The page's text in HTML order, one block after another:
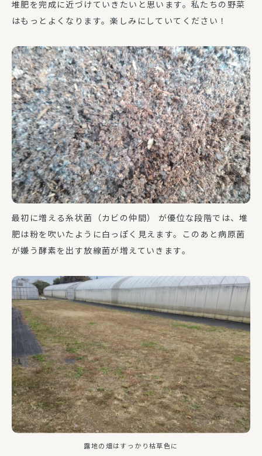
堆肥を完成に近づけていきたいと思います。私たちの野菜
はもっとよくなります。楽しみにしていてください！
最初に増える糸状菌（カビの仲間） が優位な段階では、堆
肥は粉を吹いたように白っぽく見えます。このあと病原菌
が嫌う酵素を出す放線菌が増えていきます。
露地の畑はすっかり枯草色に